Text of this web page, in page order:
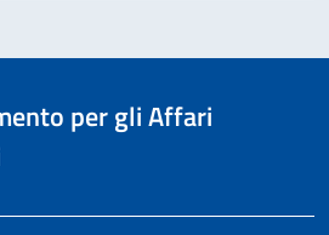
per gli Affari